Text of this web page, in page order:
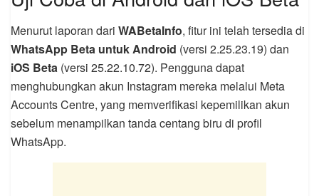
Menurut laporan dari WABetaInfo, fitur ini telah tersedia di
WhatsApp Beta untuk Android (versi 2.25.23.19) dan
iOS Beta (versi 25.22.10.72). Pengguna dapat
menghubungkan akun Instagram mereka melalui Meta
Accounts Centre, yang memverifikasi kepemilikan akun
sebelum menampilkan tanda centang biru di profil
WhatsApp.